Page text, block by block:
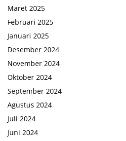
Maret 2025
Februari 2025
Januari 2025
Desember 2024
November 2024
Oktober 2024
September 2024
Agustus 2024
Juli 2024
Juni 2024